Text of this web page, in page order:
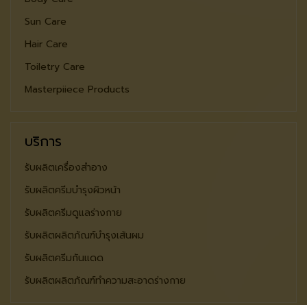
Sun Care
Hair Care
Toiletry Care
Masterpiiece Products
บริการ
รับผลิตเครื่องสำอาง
รับผลิตครีมบำรุงผิวหน้า
รับผลิตครีมดูแลร่างกาย
รับผลิตผลิตภัณฑ์บำรุงเส้นผม
รับผลิตครีมกันแดด
รับผลิตผลิตภัณฑ์ทำความสะอาดร่างกาย